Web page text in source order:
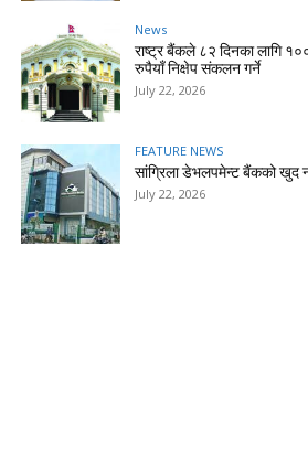
News
राष्ट्र बैंकले ८२ दिनका लागि
रुपैयाँ निक्षेप संकलन गर्ने
July 22, 2026
FEATURE NEWS
सांग्रिला डेभलपमेन्ट बैंकको खुद
July 22, 2026